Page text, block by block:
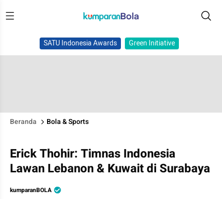
SATU Indonesia Awards Green Initiative
Beranda Bola & Sports
Erick Thohir: Timnas Indonesia
Lawan Lebanon & Kuwait di Surabaya
kumparanBOLA